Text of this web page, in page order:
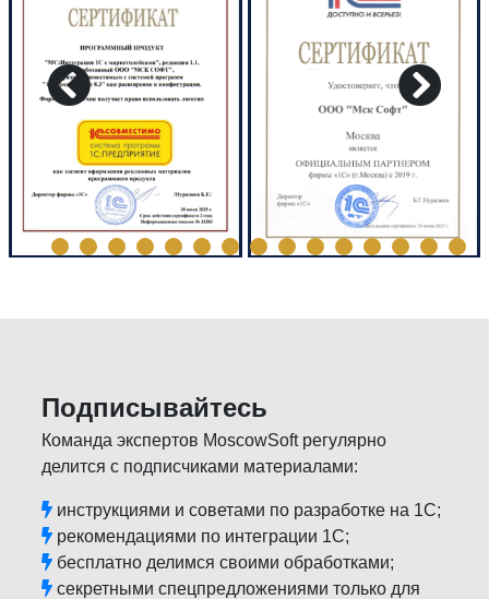
Подписывайтесь
Команда экспертов MoscowSoft регулярно
делится с подписчиками материалами:
инструкциями и советами по разработке на 1С;
рекомендациями по интеграции 1С;
бесплатно делимся своими обработками;
секретными спецпредложениями только для